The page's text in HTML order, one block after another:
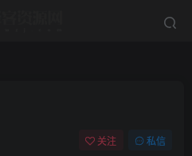
关注 私信